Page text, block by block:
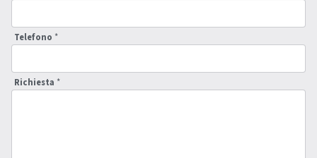
Telefono *
Richiesta *